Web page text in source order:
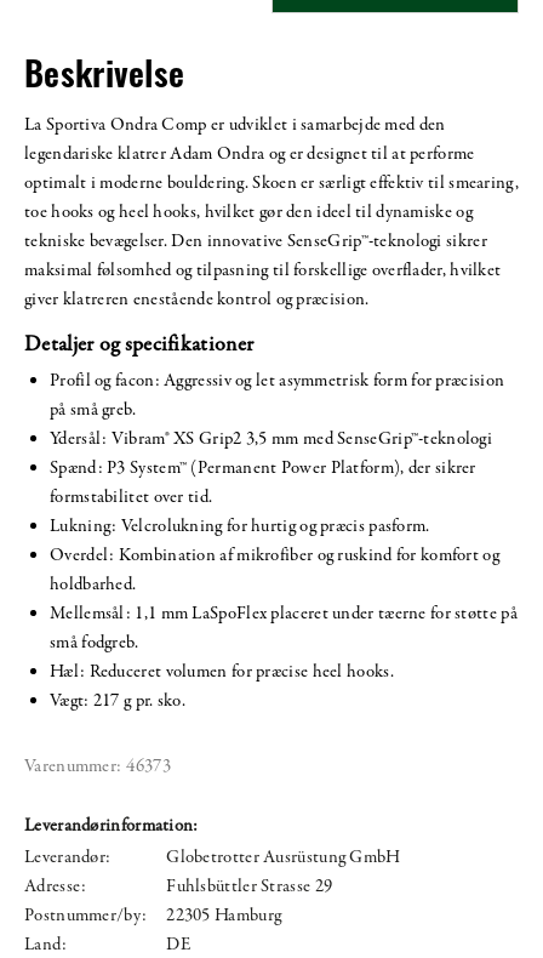
Beskrivelse
La Sportiva Ondra Comp er udviklet i samarbejde med den
legendariske klatrer Adam Ondra og er designet til at performe
optimalt i moderne bouldering. Skoen er særligt effektiv til smearing,
toe hooks og heel hooks, hvilket gør den ideel til dynamiske og
tekniske bevægelser. Den innovative SenseGrip™-teknologi sikrer
maksimal følsomhed og tilpasning til forskellige overflader, hvilket
giver klatreren enestående kontrol og præcision.
Detaljer og specifikationer
Profil og facon: Aggressiv og let asymmetrisk form for præcision
på små greb.
Ydersål: Vibram® XS Grip2 3,5 mm med SenseGrip™-teknologi
Spænd: P3 System™ (Permanent Power Platform), der sikrer
formstabilitet over tid.
Lukning: Velcrolukning for hurtig og præcis pasform.
Overdel: Kombination af mikrofiber og ruskind for komfort og
holdbarhed.
Mellemsål: 1,1 mm LaSpoFlex placeret under tæerne for støtte på
små fodgreb.
Hæl: Reduceret volumen for præcise heel hooks.
Vægt: 217 g pr. sko.
Varenummer: 46373
Leverandørinformation:
Leverandør:
Globetrotter Ausrüstung GmbH
Adresse:
Fuhlsbüttler Strasse 29
Postnummer/by:
22305 Hamburg
Land:
DE